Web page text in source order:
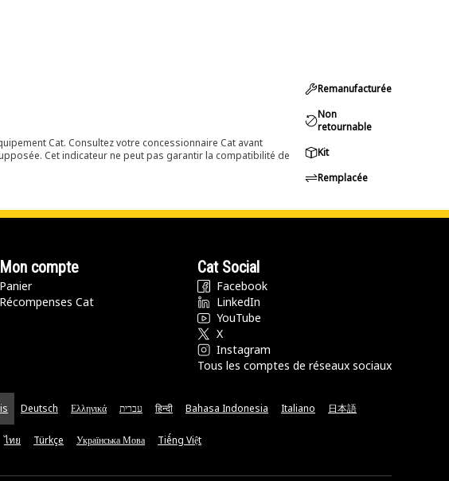
Cat. Consultez votre concessionnaire Cat avant
Cet indicateur ne peut pas garantir la compatibilité de
Remanufacturée
Non
retournable
Kit
Remplacée
Mon compte
Panier
Récompenses Cat
Cat Social
Facebook
LinkedIn
YouTube
X
Instagram
Tous les comptes de réseaux sociaux
Deutsch Ελληνικά עברית हिन्दी Bahasa Indonesia Italiano 日本語
ไทย Türkçe Українська Мова Tiếng Việt